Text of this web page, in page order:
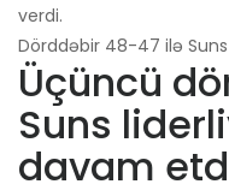
verdi.
Dörddəbir 48-47 ilə
Üçüncü
Suns
davam